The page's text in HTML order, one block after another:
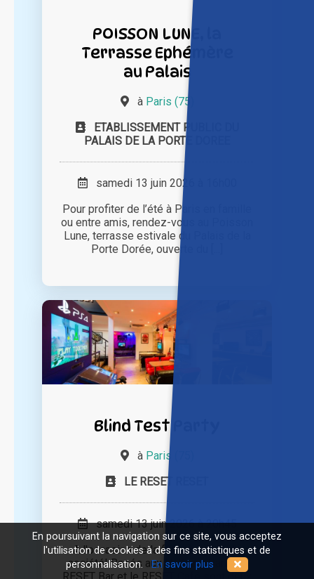
POISSON LUNE, la
Terrasse Ephémère
au Palais
à Paris (75)
ETABLISSEMENT PUBLIC DU
PALAIS DE LA PORTE DOREE
samedi 13 juin 2026 à 16h00
Pour profiter de l’été à Paris en famille
ou entre amis, rendez-vous au Poisson
Lune, terrasse estivale du Palais de la
Porte Dorée, ouverte du [...]
Blind Test Party
à Paris (75)
LE RESET RESET
samedi 13 juin 2026 à 20h45
A l'occasion de la fête des jeux de
société! Basés aux Halles à Paris, le
En poursuivant la navigation sur ce site, vous acceptez
l'utilisation de cookies à des fins statistiques et de
personnalisation.En savoir plus